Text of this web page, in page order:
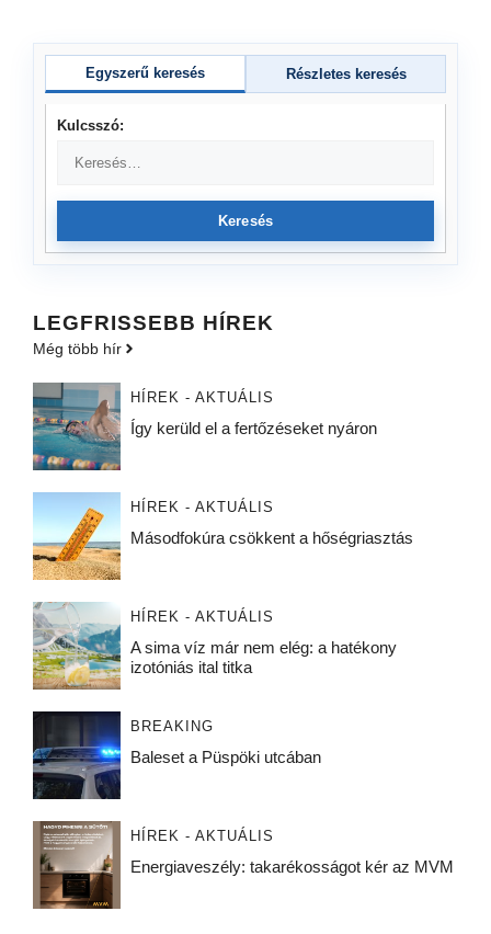
Egyszerű keresés Részletes keresés
Kulcsszó:
Keresés
LEGFRISSEBB HÍREK
Még több hír
HÍREK - AKTUÁLIS
Így kerüld el a fertőzéseket nyáron
HÍREK - AKTUÁLIS
Másodfokúra csökkent a hőségriasztás
HÍREK - AKTUÁLIS
A sima víz már nem elég: a hatékony
izotóniás ital titka
BREAKING
Baleset a Püspöki utcában
HÍREK - AKTUÁLIS
Energiaveszély: takarékosságot kér az MVM